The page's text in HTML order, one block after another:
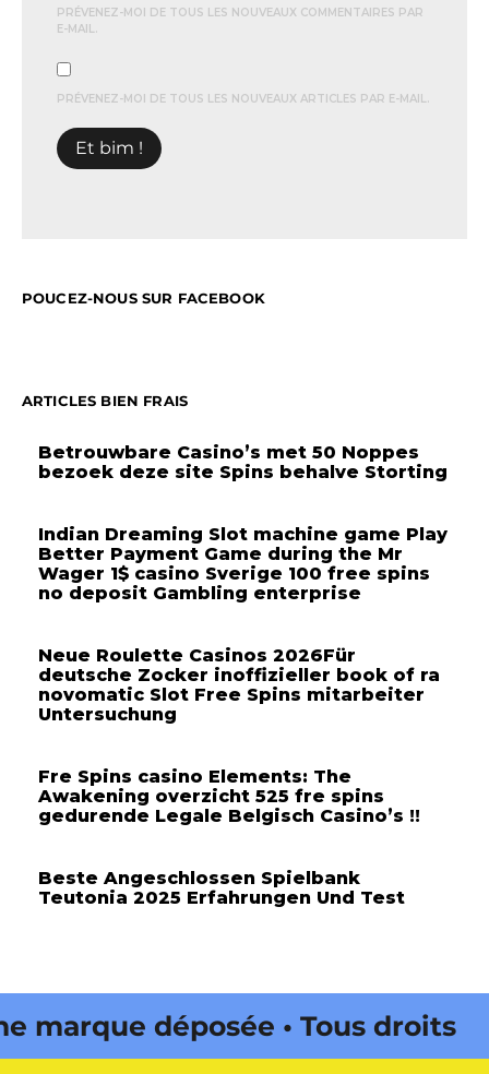
PRÉVENEZ-MOI DE TOUS LES NOUVEAUX COMMENTAIRES PAR
E-MAIL.
PRÉVENEZ-MOI DE TOUS LES NOUVEAUX ARTICLES PAR E-MAIL.
POUCEZ-NOUS SUR FACEBOOK
ARTICLES BIEN FRAIS
Betrouwbare Casino’s met 50 Noppes
bezoek deze site Spins behalve Storting
Indian Dreaming Slot machine game Play
Better Payment Game during the Mr
Wager 1$ casino Sverige 100 free spins
no deposit Gambling enterprise
Neue Roulette Casinos 2026Für
deutsche Zocker inoffizieller book of ra
novomatic Slot Free Spins mitarbeiter
Untersuchung
Fre Spins casino Elements: The
Awakening overzicht 525 fre spins
gedurende Legale Belgisch Casino’s !!
Beste Angeschlossen Spielbank
Teutonia 2025 Erfahrungen Und Test
déposée • Tous droits